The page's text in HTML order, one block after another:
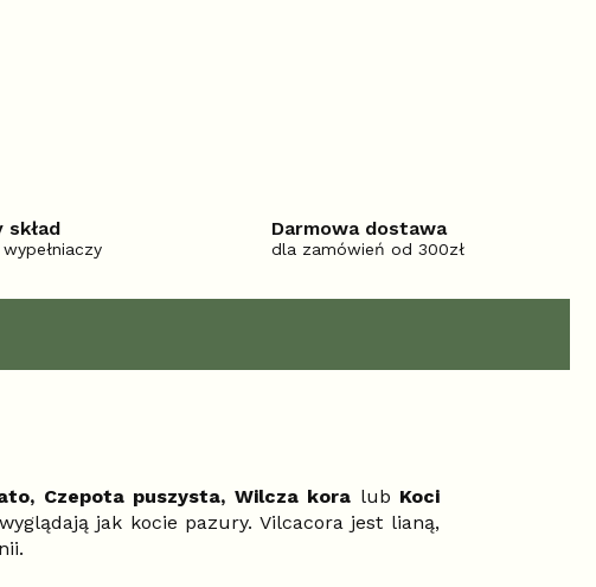
skład Darmowa dostawa
dla zamówień od 300zł
Czepota puszysta, Wilcza kora lub Koci
jak kocie pazury. Vilcacora jest lianą,